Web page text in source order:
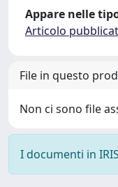
Appare nelle
Articolo
File in questo
Non ci sono file
I documenti in